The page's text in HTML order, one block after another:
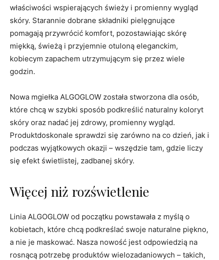
właściwości wspierających świeży i promienny wygląd
skóry. Starannie dobrane składniki pielęgnujące
pomagają przywrócić komfort, pozostawiając skórę
miękką, świeżą i przyjemnie otuloną eleganckim,
kobiecym zapachem utrzymującym się przez wiele
godzin.
Nowa mgiełka ALGOGLOW została stworzona dla osób,
które chcą w szybki sposób podkreślić naturalny koloryt
skóry oraz nadać jej zdrowy, promienny wygląd.
Produktdoskonale sprawdzi się zarówno na co dzień, jak i
podczas wyjątkowych okazji – wszędzie tam, gdzie liczy
się efekt świetlistej, zadbanej skóry.
Więcej niż rozświetlenie
Linia ALGOGLOW od początku powstawała z myślą o
kobietach, które chcą podkreślać swoje naturalne piękno,
a nie je maskować. Nasza nowość jest odpowiedzią na
rosnącą potrzebę produktów wielozadaniowych – takich,